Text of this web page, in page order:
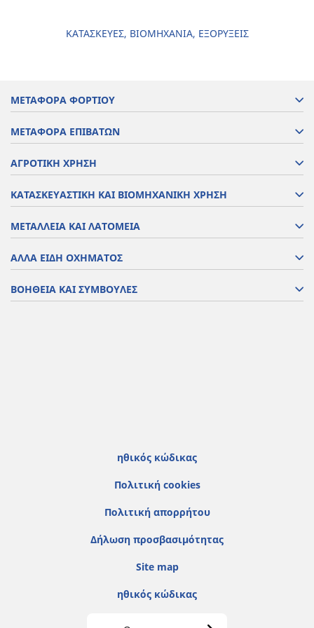
ΚΑΤΑΣΚΕΥΕΣ, ΒΙΟΜΗΧΑΝΙΑ, ΕΞΟΡΥΞΕΙΣ
ΜΕΤΑΦΟΡΑ ΦΟΡΤΙΟΥ
ΜΕΤΑΦΟΡΑ ΕΠΙΒΑΤΩΝ
ΑΓΡΟΤΙΚΗ ΧΡΗΣΗ
ΚΑΤΑΣΚΕΥΑΣΤΙΚΗ ΚΑΙ ΒΙΟΜΗΧΑΝΙΚΗ ΧΡΗΣΗ
ΜΕΤΑΛΛΕΙΑ ΚΑΙ ΛΑΤΟΜΕΙΑ
ΑΛΛΑ ΕΙΔΗ ΟΧΗΜΑΤΟΣ
ΒΟΗΘΕΙΑ ΚΑΙ ΣΥΜΒΟΥΛΕΣ
ηθικός κώδικας
Πολιτική cookies
Πολιτική απορρήτου
Δήλωση προσβασιμότητας
Site map
ηθικός κώδικας